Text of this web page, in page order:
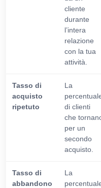
cliente
durante
l’intera
relazione
con la tua
attività.
Tasso di
acquisto
ripetuto
La
di clienti
che
per un
secondo
acquisto.
Tasso di
abbandono
La